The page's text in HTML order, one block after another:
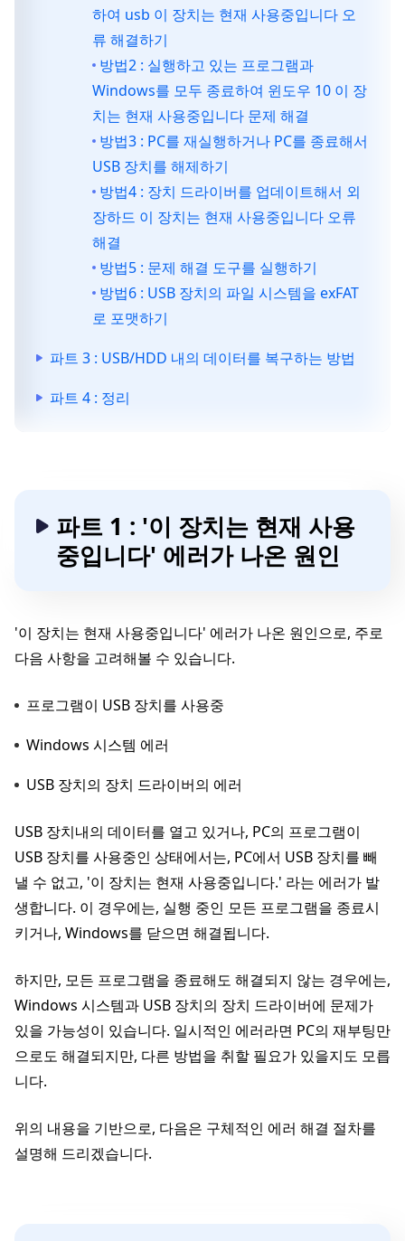
하여 usb 이 장치는 현재 사용중입니다 오
류 해결하기
방법2 : 실행하고 있는 프로그램과
Windows를 모두 종료하여 윈도우 10 이 장
치는 현재 사용중입니다 문제 해결
방법3 : PC를 재실행하거나 PC를 종료해서
USB 장치를 해제하기
방법4 : 장치 드라이버를 업데이트해서 외
장하드 이 장치는 현재 사용중입니다 오류
해결
방법5 : 문제 해결 도구를 실행하기
방법6 : USB 장치의 파일 시스템을 exFAT
로 포맷하기
파트 3 : USB/HDD 내의 데이터를 복구하는 방법
파트 4 : 정리
파트 1 : '이 장치는 현재 사용
중입니다' 에러가 나온 원인
'이 장치는 현재 사용중입니다' 에러가 나온 원인으로, 주로
다음 사항을 고려해볼 수 있습니다.
프로그램이 USB 장치를 사용중
Windows 시스템 에러
USB 장치의 장치 드라이버의 에러
USB 장치내의 데이터를 열고 있거나, PC의 프로그램이
USB 장치를 사용중인 상태에서는, PC에서 USB 장치를 빼
낼 수 없고, '이 장치는 현재 사용중입니다.' 라는 에러가 발
생합니다. 이 경우에는, 실행 중인 모든 프로그램을 종료시
키거나, Windows를 닫으면 해결됩니다.
하지만, 모든 프로그램을 종료해도 해결되지 않는 경우에는,
Windows 시스템과 USB 장치의 장치 드라이버에 문제가
있을 가능성이 있습니다. 일시적인 에러라면 PC의 재부팅만
으로도 해결되지만, 다른 방법을 취할 필요가 있을지도 모릅
니다.
위의 내용을 기반으로, 다음은 구체적인 에러 해결 절차를
설명해 드리겠습니다.